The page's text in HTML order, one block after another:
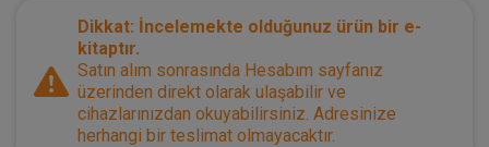
Dikkat: İncelemekte olduğunuz ürün bir e-
kitaptır.
Satın alım sonrasında Hesabım sayfanız
üzerinden direkt olarak ulaşabilir ve
cihazlarınızdan okuyabilirsiniz. Adresinize
herhangi bir teslimat olmayacaktır.